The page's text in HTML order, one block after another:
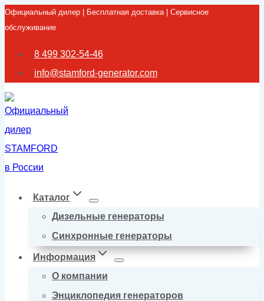
Перейти
к
содержимому
Официальный дилер | Бесплатная доставка | Сервисное
обслуживание
8 499 302-54-46
info@stamford-generator.com
Каталог
Дизельные генераторы
Синхронные генераторы
Информация
О компании
Энциклопедия генераторов